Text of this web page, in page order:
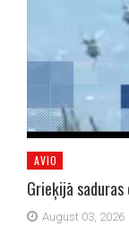
AVIO
Grieķijā
August 03, 2026